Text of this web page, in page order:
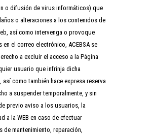
o difusión de virus informáticos) que
o alteraciones a los contenidos de
así como intervenga o provoque
en el correo electrónico, ACEBSA se
a excluir el acceso a la Página
usuario que infrinja dicha
como también hace expresa reserva
a suspender temporalmente, y sin
previo aviso a los usuarios, la
a la WEB en caso de efectuar
de mantenimiento, reparación,